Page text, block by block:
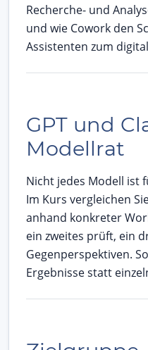
Recherche- und
und wie Cowork den
Assistenten zum
GPT und
Modellrat
Nicht jedes Modell ist
Im Kurs vergleichen
anhand konkreter
ein zweites prüft, ein
Gegenperspektiven.
Ergebnisse statt